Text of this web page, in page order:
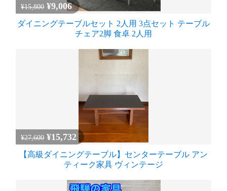
¥15,800 ¥9,006
ダイニングテーブルセット 2人用 3点セット テーブル
チェア2脚 食卓 2人用
¥27,600 ¥15,732
【高級ダイニングテーブル】センターテーブル アン
ティーク家具 ヴィンテージ